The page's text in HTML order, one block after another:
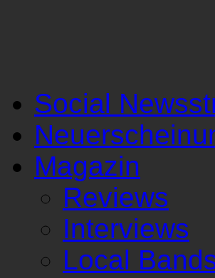
Social
Magazin
Reviews
Interviews
Local